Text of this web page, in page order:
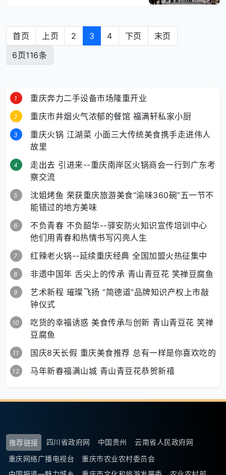
首页 上页 2 3 4 下页
末页
6页116条
重庆奔力二手设备市场隆重开业
重庆市井烟火气浓郁的餐馆 福满轩私家小厨
重庆火锅 江湖菜 小面三大传统美食携手走进伟人
故里
走出去 引进来--重庆南岸区火锅商会一行到广东考
察交流
沈姐烤鱼 荣获重庆旅游美食“渝味360碗”五一节不
能错过的地方美味
不负青春 不负韶华--驿安防火知识宣传培训中心
他们用青春和热情书写闪亮人生
红辣老火锅--延续重庆经典 全国加盟火热征集中
非遗中国年 舌尖上的传承 青山青豆花 笑禅豆腐鱼
艺术新程 璀璨飞扬 “简德道”品牌知识产权上市敲
钟仪式
吃货的幸福诱惑 美食传承与创新 青山青豆花 笑禅
豆腐鱼
国庆8天长假 重庆美食推荐 总有一样是你喜欢吃的
马年新春福满山城 青山青豆花恭贺新禧
推荐链接 四川省政府网 中国贵州
云南省人民政府网
重庆网络广播电视台
重庆市农业农村委员会